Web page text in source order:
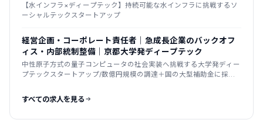
【水インフラ×ディープテック】持続可能な水インフラに挑戦するソ
ーシャルテックスタートアップ
経営企画・コーポレート責任者｜急成長企業のバックオフ
ィス・内部統制整備｜京都大学発ディープテック
中性原子方式の量子コンピュータの社会実装へ挑戦する大学発ディー
プテックスタートアップ/数億円規模の調達＋国の大型補助金に採
すべての求人を見る